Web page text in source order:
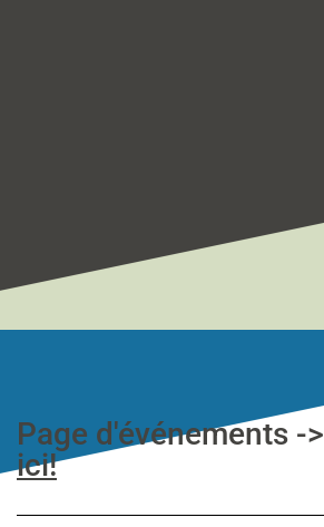
Page d'événements ->
ici!